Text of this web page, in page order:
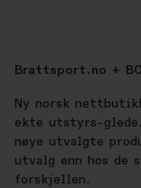
Brattsport.no +
Ny norsk
ekte utstyrs-
nøye utvalgte
utvalg enn hos de
forskjellen.